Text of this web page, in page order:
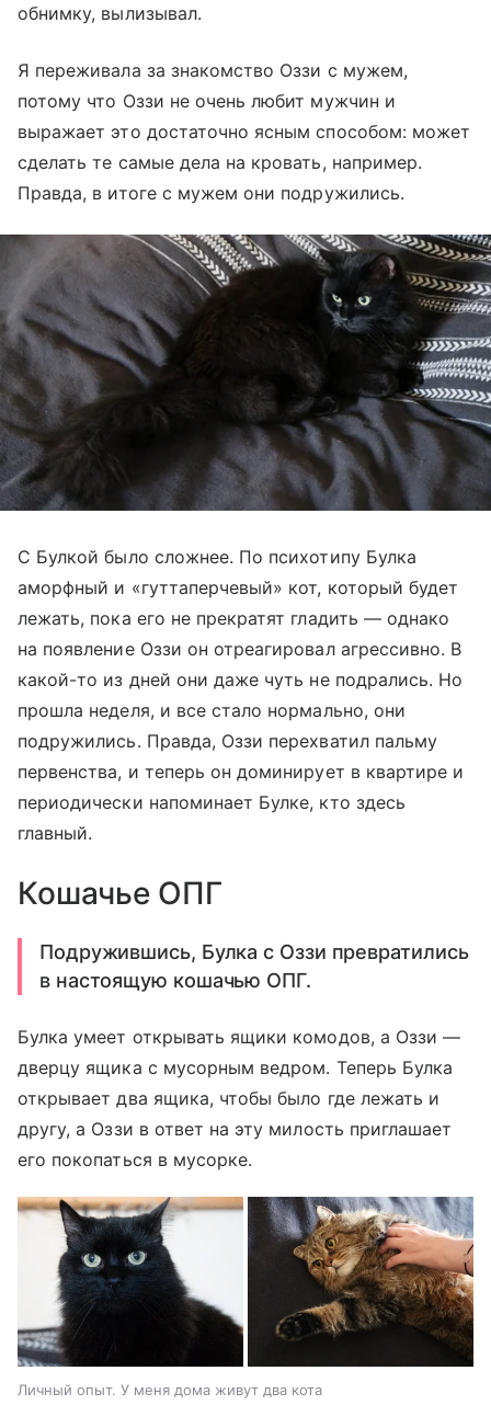
обнимку, вылизывал.
Я переживала за знакомство Оззи с мужем,
потому что Оззи не очень любит мужчин и
выражает это достаточно ясным способом: может
сделать те самые дела на кровать, например.
Правда, в итоге с мужем они подружились.
С Булкой было сложнее. По психотипу Булка
аморфный и «гуттаперчевый» кот, который будет
лежать, пока его не прекратят гладить — однако
на появление Оззи он отреагировал агрессивно. В
какой-то из дней они даже чуть не подрались. Но
прошла неделя, и все стало нормально, они
подружились. Правда, Оззи перехватил пальму
первенства, и теперь он доминирует в квартире и
периодически напоминает Булке, кто здесь
главный.
Кошачье ОПГ
Подружившись, Булка с Оззи превратились
в настоящую кошачью ОПГ.
Булка умеет открывать ящики комодов, а Оззи —
дверцу ящика с мусорным ведром. Теперь Булка
открывает два ящика, чтобы было где лежать и
другу, а Оззи в ответ на эту милость приглашает
его покопаться в мусорке.
Личный опыт. У меня дома живут два кота